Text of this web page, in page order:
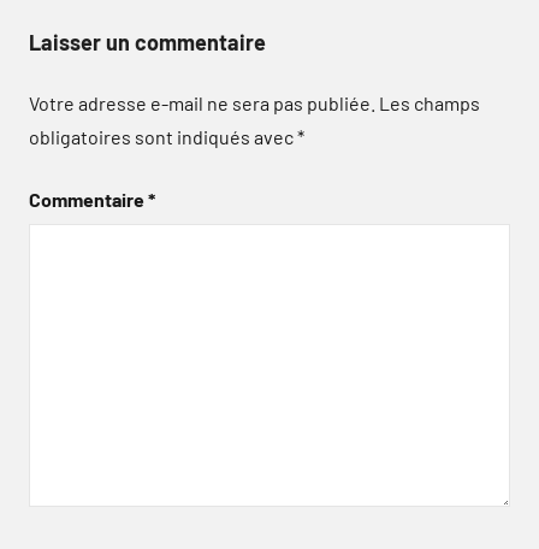
Laisser un commentaire
Votre adresse e-mail ne sera pas publiée. Les champs
obligatoires sont indiqués avec*
Commentaire*